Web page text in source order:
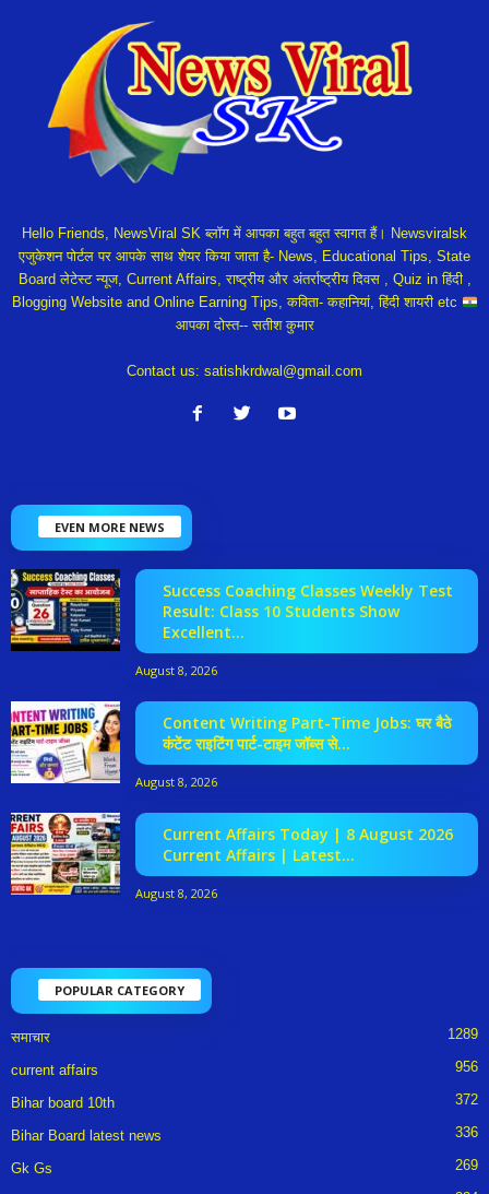
Hello Friends, NewsViral SK ब्लॉग में आपका बहुत बहुत स्वागत हैं। Newsviralsk
एजुकेशन पोर्टल पर आपके साथ शेयर किया जाता है- News, Educational Tips, State
Board लेटेस्ट न्यूज, Current Affairs, राष्ट्रीय और अंतर्राष्ट्रीय दिवस , Quiz in हिंदी ,
Blogging Website and Online Earning Tips, कविता- कहानियां, हिंदी शायरी etc
आपका दोस्त-- सतीश कुमार
Contact us: satishkrdwal@gmail.com
EVEN MORE NEWS
Success Coaching Classes Weekly Test
Result: Class 10 Students Show
Excellent...
August 8, 2026
Content Writing Part-Time Jobs: घर बैठे
कंटेंट राइटिंग पार्ट-टाइम जॉब्स से...
August 8, 2026
Current Affairs Today | 8 August 2026
Current Affairs | Latest...
August 8, 2026
POPULAR CATEGORY
समाचार 1289
current affairs 956
Bihar board 10th 372
Bihar Board latest news 336
Gk Gs 269